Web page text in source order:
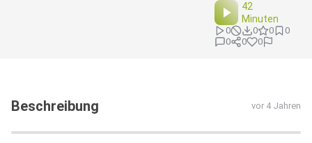
42
Minuten
0 0 0
0
0
0 0
Beschreibung vor 4 Jahren